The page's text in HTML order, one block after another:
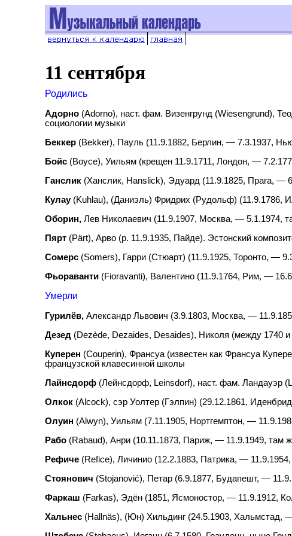
11 сентября
Родились
Адорно (Adorno), наст. фам. Визенгрунд (Wiesengrund),
социологии музыки
Беккер (Bekker), Пауль (11.9.1882, Берлин, — 7.3.1937,
Бойс (Boyce), Уильям (крещен 11.9.1711, Лондон, —
Ганслик (Ханслик, Hanslick), Эдуард (11.9.1825, Прага, —
Кулау (Kuhlau), (Даниэль) Фридрих (Рудольф) (11.9.1786,
Оборин,Лев Николаевич (11.9.1907, Москва, — 5.1.1974,
Пярт (Pärt), Арво (р. 11.9.1935, Пайде). Эстонский
Сомерс (Somers), Гарри (Стюарт) (11.9.1925, Торонто, —
Фьораванти (Fioravanti), Валентино (11.9.1764, Рим, —
Умерли
Гурилёв,Александр Львович (3.9.1803, Москва, —
Дезед (Dezède, Dezaides, Desaides), Николя (между 1740
Куперен (Couperin), Франсуа (известен как Франсуа
французской клавесинной школы
Лайнсдорф (Лейнсдорф, Leinsdorf), наст. фам. Ландауэр (
Олкок (Alcock), сэр Уолтер (Гэлпин) (29.12.1861,
Олуин (Alwyn), Уильям (7.11.1905, Нортгемптон, —
Рабо (Rabaud), Анри (10.11.1873, Париж, — 11.9.1949, там
Рефиче (Refice), Личинио (12.2.1883, Патрика, —
Стоянович (Stojanović), Петар (6.9.1877, Будапешт, —
Фаркаш (Farkas), Эдён (1851, Ясмоностор, — 11.9.1912,
Хальнес (Hallnäs), (Юн) Хильдинг (24.5.1903, Хальмстад,